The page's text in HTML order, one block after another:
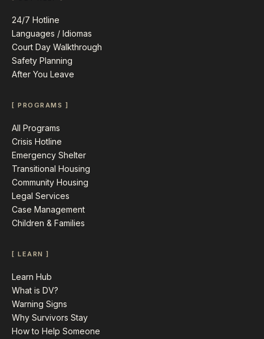
24/7 Hotline
Languages / Idiomas
Court Day Walkthrough
Safety Planning
After You Leave
[ PROGRAMS ]
All Programs
Crisis Hotline
Emergency Shelter
Transitional Housing
Community Housing
Legal Services
Case Management
Children & Families
[ LEARN ]
Learn Hub
What is DV?
Warning Signs
Why Survivors Stay
How to Help Someone